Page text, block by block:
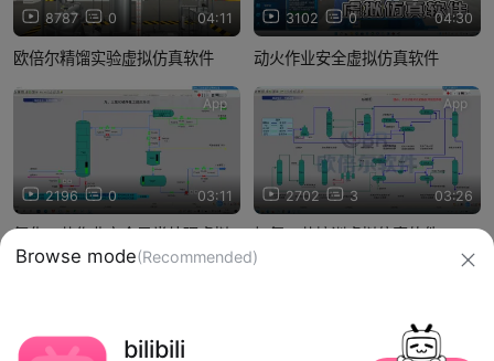
8787 0 04:11
欧倍尔精馏实验虚拟仿真软件
3102 0 04:30
动火作业安全虚拟仿真软件
2196 0 03:11
App
氯化工艺作业安全异常处理虚拟
仿真软件（氯化长时间停电）
2702 3 03:26
App
加氢工艺培训虚拟仿真软件
Browse mode(Recommended)
bilibili
网络文化经营许可证 沪网文【2019】3804-274号